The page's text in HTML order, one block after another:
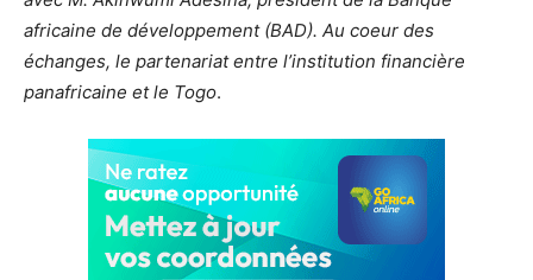
africaine de développement (BAD). Au coeur des
échanges, le partenariat entre l’institution financière
panafricaine et le Togo.